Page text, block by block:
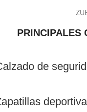
PRINCIPALES
de